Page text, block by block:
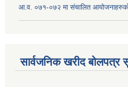
आ.व. ०७१-०७२ मा संचालित
सार्वजनिक खरीद बोलपत्र